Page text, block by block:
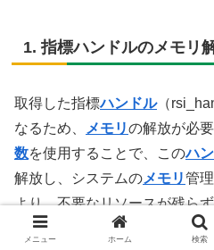
1. 指標ハンドルのメモリ
取得した指標ハンドル（
なるため、
メモリの解放が必要
数を使用することで、このハ
解放し、システムのメモリ管
より、不要なリソースが残ら
回避します。
メニュー ホーム 検索